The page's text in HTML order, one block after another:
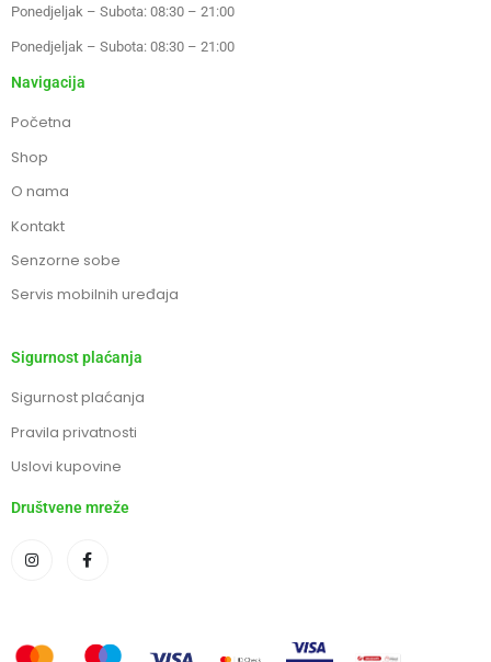
Ponedjeljak – Subota: 08:30 – 21:00
Ponedjeljak – Subota: 08:30 – 21:00
Navigacija
Početna
Shop
O nama
Kontakt
Senzorne sobe
Servis mobilnih uređaja
Sigurnost plaćanja
Sigurnost plaćanja
Pravila privatnosti
Uslovi kupovine
Društvene mreže